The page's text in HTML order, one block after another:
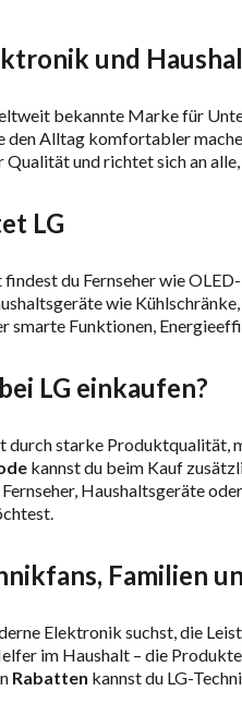
und
bekannte Marke für
den Alltag komfortabler
Qualität und richtet sich an
LG
findest du Fernseher wie
wie
smarte Funktionen,
LG einkaufen?
durch starke Produktqualität,
kannst du beim Kauf
Haushaltsgeräte
Familien
Elektronik suchst, die
im Haushalt – die
Rabatten kannst du LG-